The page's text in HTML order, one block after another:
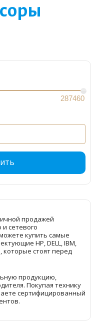
продажей
сетевого
купить самые
HP, DELL, IBM,
которые стоят перед
продукцию,
Покупая технику
сертифицированный